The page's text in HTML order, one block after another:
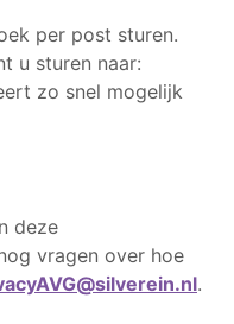
per post sturen.
u sturen naar:
zo snel mogelijk
deze
vragen over hoe
.